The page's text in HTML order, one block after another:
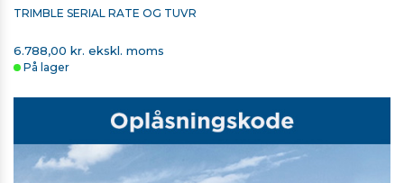
TRIMBLE SERIAL RATE OG TUVR
6.788,00 kr. ekskl. moms
På lager